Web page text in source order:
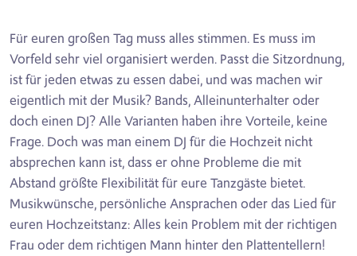
Für euren großen Tag muss alles stimmen. Es muss im
Vorfeld sehr viel organisiert werden. Passt die Sitzordnung,
ist für jeden etwas zu essen dabei, und was machen wir
eigentlich mit der Musik? Bands, Alleinunterhalter oder
doch einen DJ? Alle Varianten haben ihre Vorteile, keine
Frage. Doch was man einem DJ für die Hochzeit nicht
absprechen kann ist, dass er ohne Probleme die mit
Abstand größte Flexibilität für eure Tanzgäste bietet.
Musikwünsche, persönliche Ansprachen oder das Lied für
euren Hochzeitstanz: Alles kein Problem mit der richtigen
Frau oder dem richtigen Mann hinter den Plattentellern!